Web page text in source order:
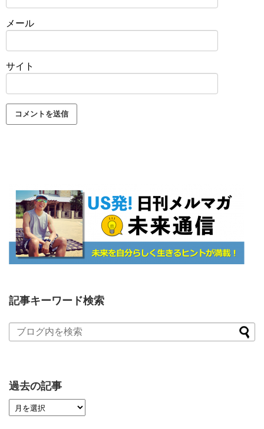
メール
サイト
記事キーワード検索
過去の記事